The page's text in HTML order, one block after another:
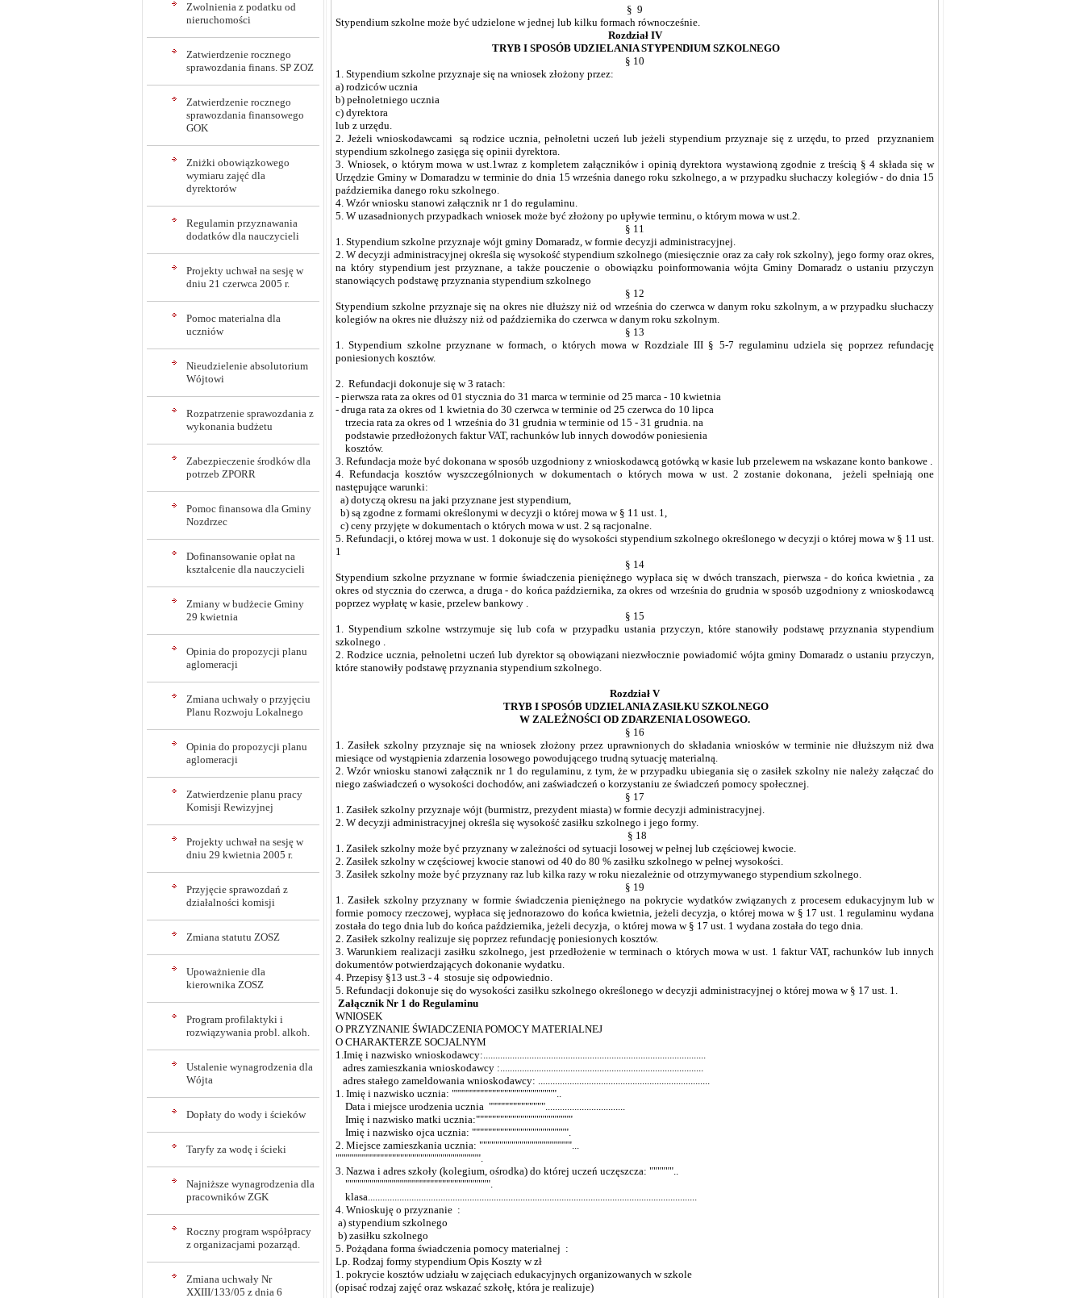
Zwolnienia z podatku od
nieruchomości
Zatwierdzenie rocznego
sprawozdania finans. SP ZOZ
Zatwierdzenie rocznego
sprawozdania finansowego
GOK
Zniżki obowiązkowego
wymiaru zajęć dla
dyrektorów
Regulamin przyznawania
dodatków dla nauczycieli
Projekty uchwał na sesję w
dniu 21 czerwca 2005 r.
Pomoc materialna dla
uczniów
Nieudzielenie absolutorium
Wójtowi
Rozpatrzenie sprawozdania z
wykonania budżetu
Zabezpieczenie środków dla
potrzeb ZPORR
Pomoc finansowa dla Gminy
Nozdrzec
Dofinansowanie opłat na
kształcenie dla nauczycieli
Zmiany w budżecie Gminy
29 kwietnia
Opinia do propozycji planu
aglomeracji
Zmiana uchwały o przyjęciu
Planu Rozwoju Lokalnego
Opinia do propozycji planu
aglomeracji
Zatwierdzenie planu pracy
Komisji Rewizyjnej
Projekty uchwał na sesję w
dniu 29 kwietnia 2005 r.
Przyjęcie sprawozdań z
działalności komisji
Zmiana statutu ZOSZ
Upoważnienie dla
kierownika ZOSZ
Program profilaktyki i
rozwiązywania probl. alkoh.
Ustalenie wynagrodzenia dla
Wójta
Dopłaty do wody i ścieków
Taryfy za wodę i ścieki
Najniższe wynagrodzenia dla
pracowników ZGK
Roczny program współpracy
z organizacjami pozarząd.
Zmiana uchwały Nr
XXIII/133/05 z dnia 6
§ 9
Stypendium szkolne może być udzielone w jednej lub kilku formach równocześnie.
Rozdział IV
TRYB I SPOSÓB UDZIELANIA STYPENDIUM SZKOLNEGO
§ 10
1. Stypendium szkolne przyznaje się na wniosek złożony przez:
a) rodziców ucznia
b) pełnoletniego ucznia
c) dyrektora
lub z urzędu.
2. Jeżeli wnioskodawcami są rodzice ucznia, pełnoletni uczeń lub jeżeli stypendium przyznaje się z urzędu, to przed przyznaniem
stypendium szkolnego zasięga się opinii dyrektora.
3. Wniosek, o którym mowa w ust.1wraz z kompletem załączników i opinią dyrektora wystawioną zgodnie z treścią § 4 składa się w
Urzędzie Gminy w Domaradzu w terminie do dnia 15 września danego roku szkolnego, a w przypadku słuchaczy kolegiów - do dnia 15
października danego roku szkolnego.
4. Wzór wniosku stanowi załącznik nr 1 do regulaminu.
5. W uzasadnionych przypadkach wniosek może być złożony po upływie terminu, o którym mowa w ust.2.
§ 11
1. Stypendium szkolne przyznaje wójt gminy Domaradz, w formie decyzji administracyjnej.
2. W decyzji administracyjnej określa się wysokość stypendium szkolnego (miesięcznie oraz za cały rok szkolny), jego formy oraz okres,
na który stypendium jest przyznane, a także pouczenie o obowiązku poinformowania wójta Gminy Domaradz o ustaniu przyczyn
stanowiących podstawę przyznania stypendium szkolnego
§ 12
Stypendium szkolne przyznaje się na okres nie dłuższy niż od września do czerwca w danym roku szkolnym, a w przypadku słuchaczy
kolegiów na okres nie dłuższy niż od października do czerwca w danym roku szkolnym.
§ 13
1. Stypendium szkolne przyznane w formach, o których mowa w Rozdziale III § 5-7 regulaminu udziela się poprzez refundację
poniesionych kosztów.
2. Refundacji dokonuje się w 3 ratach:
- pierwsza rata za okres od 01 stycznia do 31 marca w terminie od 25 marca - 10 kwietnia
- druga rata za okres od 1 kwietnia do 30 czerwca w terminie od 25 czerwca do 10 lipca
trzecia rata za okres od 1 września do 31 grudnia w terminie od 15 - 31 grudnia. na
podstawie przedłożonych faktur VAT, rachunków lub innych dowodów poniesienia
kosztów.
3. Refundacja może być dokonana w sposób uzgodniony z wnioskodawcą gotówką w kasie lub przelewem na wskazane konto bankowe .
4. Refundacja kosztów wyszczególnionych w dokumentach o których mowa w ust. 2 zostanie dokonana, jeżeli spełniają one
następujące warunki:
a) dotyczą okresu na jaki przyznane jest stypendium,
b) są zgodne z formami określonymi w decyzji o której mowa w § 11 ust. 1,
c) ceny przyjęte w dokumentach o których mowa w ust. 2 są racjonalne.
5. Refundacji, o której mowa w ust. 1 dokonuje się do wysokości stypendium szkolnego określonego w decyzji o której mowa w § 11 ust.
1
§ 14
Stypendium szkolne przyznane w formie świadczenia pieniężnego wypłaca się w dwóch transzach, pierwsza - do końca kwietnia , za
okres od stycznia do czerwca, a druga - do końca października, za okres od września do grudnia w sposób uzgodniony z wnioskodawcą
poprzez wypłatę w kasie, przelew bankowy .
§ 15
1. Stypendium szkolne wstrzymuje się lub cofa w przypadku ustania przyczyn, które stanowiły podstawę przyznania stypendium
szkolnego .
2. Rodzice ucznia, pełnoletni uczeń lub dyrektor są obowiązani niezwłocznie powiadomić wójta gminy Domaradz o ustaniu przyczyn,
które stanowiły podstawę przyznania stypendium szkolnego.
Rozdział V
TRYB I SPOSÓB UDZIELANIA ZASIŁKU SZKOLNEGO
W ZALEŻNOŚCI OD ZDARZENIA LOSOWEGO.
§ 16
1. Zasiłek szkolny przyznaje się na wniosek złożony przez uprawnionych do składania wniosków w terminie nie dłuższym niż dwa
miesiące od wystąpienia zdarzenia losowego powodującego trudną sytuację materialną.
2. Wzór wniosku stanowi załącznik nr 1 do regulaminu, z tym, że w przypadku ubiegania się o zasiłek szkolny nie należy załączać do
niego zaświadczeń o wysokości dochodów, ani zaświadczeń o korzystaniu ze świadczeń pomocy społecznej.
§ 17
1. Zasiłek szkolny przyznaje wójt (burmistrz, prezydent miasta) w formie decyzji administracyjnej.
2. W decyzji administracyjnej określa się wysokość zasiłku szkolnego i jego formy.
§ 18
1. Zasiłek szkolny może być przyznany w zależności od sytuacji losowej w pełnej lub częściowej kwocie.
2. Zasiłek szkolny w częściowej kwocie stanowi od 40 do 80 % zasiłku szkolnego w pełnej wysokości.
3. Zasiłek szkolny może być przyznany raz lub kilka razy w roku niezależnie od otrzymywanego stypendium szkolnego.
§ 19
1. Zasiłek szkolny przyznany w formie świadczenia pieniężnego na pokrycie wydatków związanych z procesem edukacyjnym lub w
formie pomocy rzeczowej, wypłaca się jednorazowo do końca kwietnia, jeżeli decyzja, o której mowa w § 17 ust. 1 regulaminu wydana
została do tego dnia lub do końca października, jeżeli decyzja, o której mowa w § 17 ust. 1 wydana została do tego dnia.
2. Zasiłek szkolny realizuje się poprzez refundację poniesionych kosztów.
3. Warunkiem realizacji zasiłku szkolnego, jest przedłożenie w terminach o których mowa w ust. 1 faktur VAT, rachunków lub innych
dokumentów potwierdzających dokonanie wydatku.
4. Przepisy §13 ust.3 - 4 stosuje się odpowiednio.
5. Refundacji dokonuje się do wysokości zasiłku szkolnego określonego w decyzji administracyjnej o której mowa w § 17 ust. 1.
Załącznik Nr 1 do Regulaminu
WNIOSEK
O PRZYZNANIE ŚWIADCZENIA POMOCY MATERIALNEJ
O CHARAKTERZE SOCJALNYM
1.Imię i nazwisko wnioskodawcy:............................................................................................
adres zamieszkania wnioskodawcy :....................................................................................
adres stałego zameldowania wnioskodawcy: .......................................................................
1. Imię i nazwisko ucznia: """"""""""""""""""""""""""..
Data i miejsce urodzenia ucznia """""""""""""".................................
Imię i nazwisko matki ucznia:""""""""""""""""""""""""
Imię i nazwisko ojca ucznia: """""""""""""""""""""""".
2. Miejsce zamieszkania ucznia: """""""""""""""""""""""...
"""""""""""""""""""""""""""""""""""".
3. Nazwa i adres szkoły (kolegium, ośrodka) do której uczeń uczęszcza: """"""..
"""""""""""""""""""""""""""""""""""".
klasa........................................................................................................................................
4. Wnioskuję o przyznanie :
a) stypendium szkolnego
b) zasiłku szkolnego
5. Pożądana forma świadczenia pomocy materialnej :
Lp. Rodzaj formy stypendium Opis Koszty w zł
1. pokrycie kosztów udziału w zajęciach edukacyjnych organizowanych w szkole
(opisać rodzaj zajęć oraz wskazać szkołę, która je realizuje)